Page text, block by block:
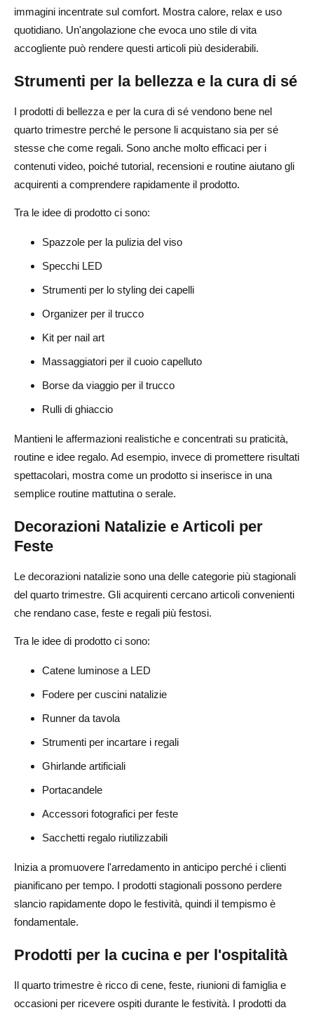
immagini incentrate sul comfort. Mostra calore, relax e uso
quotidiano. Un'angolazione che evoca uno stile di vita
accogliente può rendere questi articoli più desiderabili.
Strumenti per la bellezza e la cura di sé
I prodotti di bellezza e per la cura di sé vendono bene nel
quarto trimestre perché le persone li acquistano sia per sé
stesse che come regali. Sono anche molto efficaci per i
contenuti video, poiché tutorial, recensioni e routine aiutano gli
acquirenti a comprendere rapidamente il prodotto.
Tra le idee di prodotto ci sono:
Spazzole per la pulizia del viso
Specchi LED
Strumenti per lo styling dei capelli
Organizer per il trucco
Kit per nail art
Massaggiatori per il cuoio capelluto
Borse da viaggio per il trucco
Rulli di ghiaccio
Mantieni le affermazioni realistiche e concentrati su praticità,
routine e idee regalo. Ad esempio, invece di promettere risultati
spettacolari, mostra come un prodotto si inserisce in una
semplice routine mattutina o serale.
Decorazioni Natalizie e Articoli per
Feste
Le decorazioni natalizie sono una delle categorie più stagionali
del quarto trimestre. Gli acquirenti cercano articoli convenienti
che rendano case, feste e regali più festosi.
Tra le idee di prodotto ci sono:
Catene luminose a LED
Fodere per cuscini natalizie
Runner da tavola
Strumenti per incartare i regali
Ghirlande artificiali
Portacandele
Accessori fotografici per feste
Sacchetti regalo riutilizzabili
Inizia a promuovere l'arredamento in anticipo perché i clienti
pianificano per tempo. I prodotti stagionali possono perdere
slancio rapidamente dopo le festività, quindi il tempismo è
fondamentale.
Prodotti per la cucina e per l'ospitalità
Il quarto trimestre è ricco di cene, feste, riunioni di famiglia e
occasioni per ricevere ospiti durante le festività. I prodotti da